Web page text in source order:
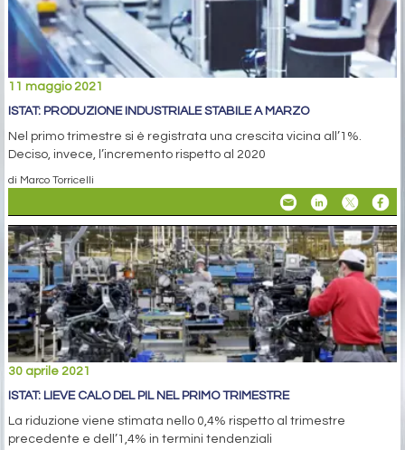
11 maggio 2021
ISTAT: PRODUZIONE INDUSTRIALE STABILE A MARZO
Nel primo trimestre si è registrata una crescita vicina all’1%.
Deciso, invece, l’incremento rispetto al 2020
di Marco Torricelli
30 aprile 2021
ISTAT: LIEVE CALO DEL PIL NEL PRIMO TRIMESTRE
La riduzione viene stimata nello 0,4% rispetto al trimestre
precedente e dell’1,4% in termini tendenziali